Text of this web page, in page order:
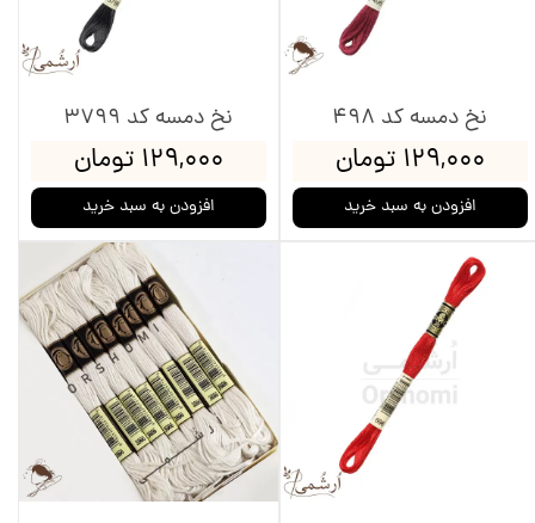
نخ دمسه کد 498
۱۲۹,۰۰۰ تومان
افزودن به سبد خرید
نخ دمسه کد 3799
۱۲۹,۰۰۰ تومان
افزودن به سبد خرید